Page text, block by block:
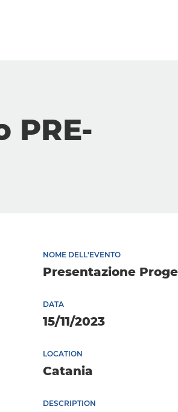
PRE-
NOME DELL'EVENTO
Presentazione
DATA
15/11/2023
LOCATION
Catania
DESCRIPTION